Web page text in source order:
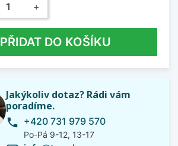
+
PŘIDAT DO KOŠÍKU
Jakýkoliv dotaz? Rádi vám
poradíme.
phone +420 731 979 570
Po-Pá 9-12, 13-17